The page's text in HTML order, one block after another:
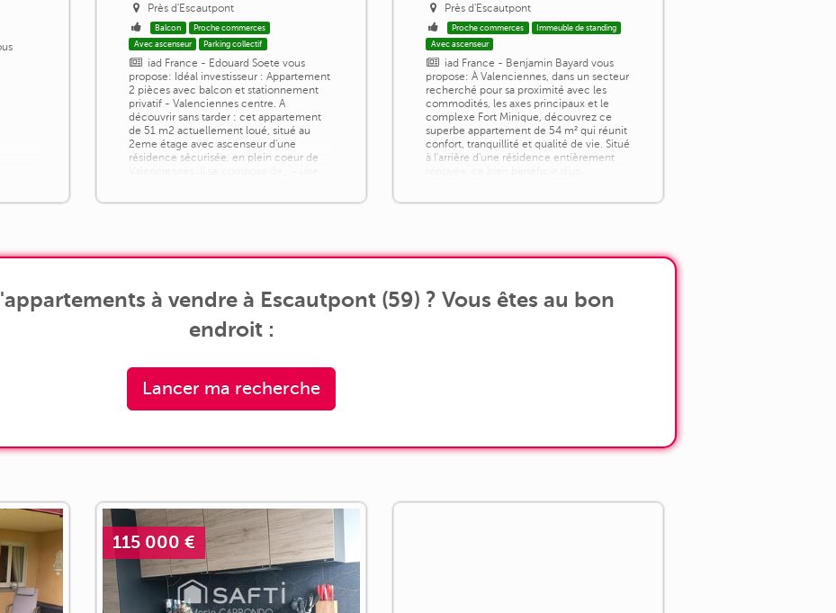
Près d'Escautpont
Balcon
Proche commerces
Avec ascenseur
Parking collectif
iad France - Edouard Soete vous
propose: Idéal investisseur : Appartement
2 pièces avec balcon et stationnement
privatif - Valenciennes centre. A
découvrir sans tarder : cet appartement
de 51 m2 actuellement loué, situé au
2eme étage avec ascenseur d'une
résidence sécurisée, en plein coeur de
Près d'Escautpont
Proche commerces
Immeuble de standing
Avec ascenseur
iad France - Benjamin Bayard vous
propose: À Valenciennes, dans un secteur
recherché pour sa proximité avec les
commodités, les axes principaux et le
complexe Fort Minique, découvrez ce
superbe appartement de 54 m² qui réunit
confort, tranquillité et qualité de vie. Situé
à l'arrière d'une résidence entièrement
à vendre à Escautpont (59) ? Vous êtes au bon
endroit :
Lancer ma recherche
115 000 €